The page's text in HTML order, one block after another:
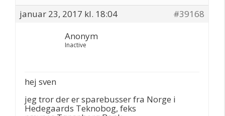
januar 23, 2017 kl. 18:04
#39168
Anonym
Inactive
hej sven
jeg tror der er sparebusser fra Norge i
Hedegaards Teknobog, feks